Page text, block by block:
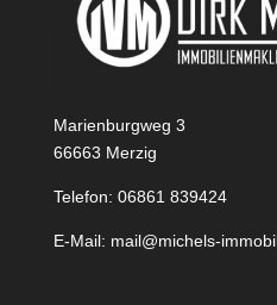
Marienburgweg 3
66663 Merzig
Telefon: 06861 839424
E-Mail: mail@michels-